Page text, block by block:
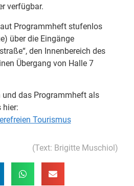
verfügbar.
Programmheft stufenlos
über die Eingänge
den Innenbereich des
Übergang von Halle 7
das Programmheft als
hier:
Tourismus
(Text: Brigitte Muschiol)